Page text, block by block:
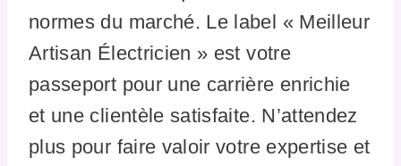
normes du marché. Le label « Meilleur
Artisan Électricien » est votre
passeport pour une carrière enrichie
et une clientèle satisfaite. N’attendez
plus pour faire valoir votre expertise et